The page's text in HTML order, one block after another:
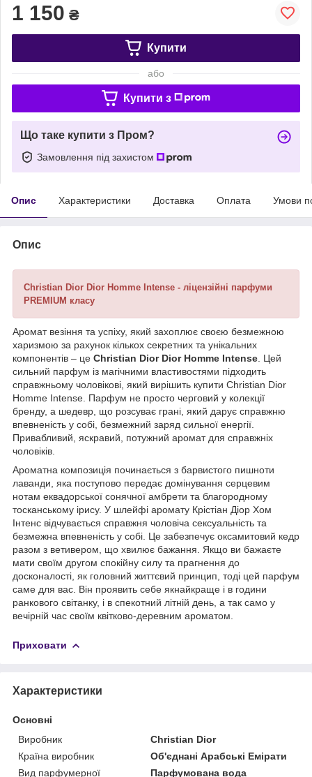
1 150 ₴
Купити
або
Купити з
Що таке купити з Пром?
Замовлення під захистом
Опис Характеристики Доставка Оплата Умови
Опис
Christian Dior Dior Homme Intense - ліцензійні парфуми
PREMIUM класу
Аромат везіння та успіху, який захоплює своєю безмежною
харизмою за рахунок кількох секретних та унікальних
компонентів – це Christian Dior Dior Homme Intense . Цей
сильний парфум із магічними властивостями підходить
справжньому чоловікові, який вирішить купити Christian Dior
Homme Intense. Парфум не просто черговий у колекції
бренду, а шедевр, що розсуває грані, який дарує справжню
впевненість у собі, безмежний заряд сильної енергії.
Привабливий, яскравий, потужний аромат для справжніх
чоловіків.
Ароматна композиція починається з барвистого пишноти
лаванди, яка поступово передає домінування серцевим
нотам еквадорської сонячної амбрети та благородному
тосканському ірису. У шлейфі аромату Крістіан Діор Хом
Інтенс відчувається справжня чоловіча сексуальність та
безмежна впевненість у собі. Це забезпечує оксамитовий кедр
разом з ветивером, що хвилює бажання. Якщо ви бажаєте
мати своїм другом спокійну силу та прагнення до
досконалості, як головний життєвий принцип, тоді цей парфум
саме для вас. Він проявить себе якнайкраще і в години
ранкового світанку, і в спекотний літній день, а так само у
вечірній час своїм квітково-деревним ароматом.
Приховати
Характеристики
Основні
Виробник
Christian Dior
Країна виробник
Об'єднані Арабські Емірати
Вид парфумерної
Парфумована вода